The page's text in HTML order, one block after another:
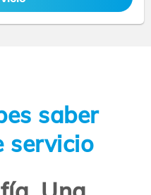
saber
servicio